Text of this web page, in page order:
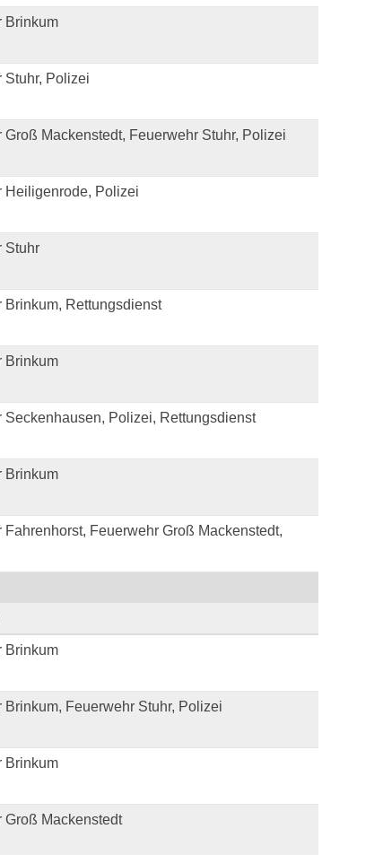
Brinkum
Stuhr, Polizei
Groß Mackenstedt, Feuerwehr Stuhr, Polizei
Heiligenrode, Polizei
Stuhr
Brinkum, Rettungsdienst
Brinkum
Seckenhausen, Polizei, Rettungsdienst
Brinkum
Fahrenhorst, Feuerwehr Groß Mackenstedt,
Brinkum
Brinkum, Feuerwehr Stuhr, Polizei
Brinkum
Groß Mackenstedt